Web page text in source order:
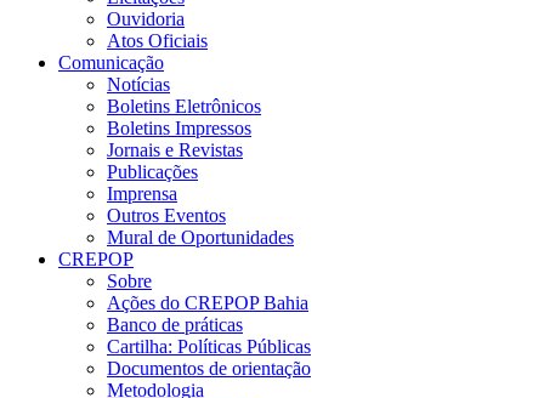
Ouvidoria
Atos Oficiais
Comunicação
Notícias
Boletins Eletrônicos
Boletins Impressos
Jornais e Revistas
Publicações
Imprensa
Outros Eventos
Mural de Oportunidades
CREPOP
Sobre
Ações do CREPOP Bahia
Banco de práticas
Cartilha: Políticas Públicas
Documentos de orientação
Metodologia